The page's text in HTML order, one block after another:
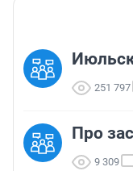
251 797
Про
9 309